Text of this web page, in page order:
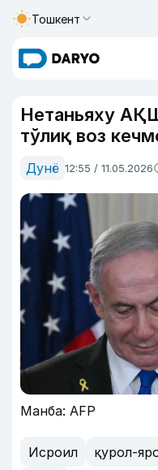
Тошкент
Нетаньяху
тўлиқ воз
Дунё 12:55 / 11.05.2026
Манба: AFP
Исроил қурол-